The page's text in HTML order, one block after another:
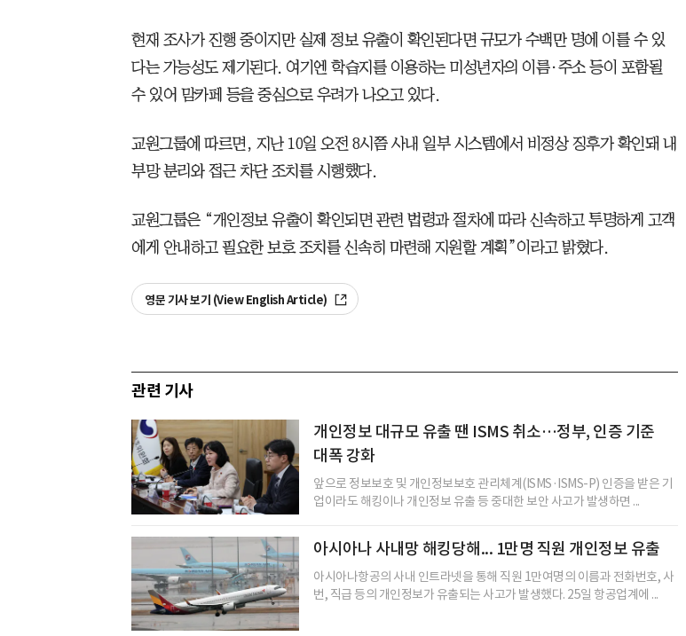
현재 조사가 진행 중이지만 실제 정보 유출이 확인된다면 규모가 수백만 명에 이를 수 있
다는 가능성도 제기된다. 여기엔 학습지를 이용하는 미성년자의 이름·주소 등이 포함될
수 있어 맘카페 등을 중심으로 우려가 나오고 있다.
교원그룹에 따르면, 지난 10일 오전 8시쯤 사내 일부 시스템에서 비정상 징후가 확인돼 내
부망 분리와 접근 차단 조치를 시행했다.
교원그룹은 “개인정보 유출이 확인되면 관련 법령과 절차에 따라 신속하고 투명하게 고객
에게 안내하고 필요한 보호 조치를 신속히 마련해 지원할 계획”이라고 밝혔다.
영문 기사 보기 (View English Article)
관련 기사
개인정보 대규모 유출 땐 ISMS 취소…정부, 인증 기준
대폭 강화
앞으로 정보보호 및 개인정보보호 관리체계(ISMS·ISMS-P) 인증을 받은 기
업이라도 해킹이나 개인정보 유출 등 중대한 보안 사고가 발생하면 ...
아시아나 사내망 해킹당해... 1만명 직원 개인정보 유출
아시아나항공의 사내 인트라넷을 통해 직원 1만여명의 이름과 전화번호, 사
번, 직급 등의 개인정보가 유출되는 사고가 발생했다. 25일 항공업계에 ...